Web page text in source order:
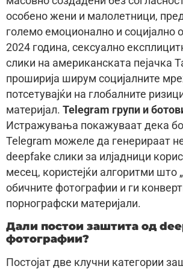
особено жени и малолетници,
големо емоционално и социјално
2024 година, сексуално
слики на американската пејачка
проширија ширум социјалните
потсетувајќи на глобалните
материјал. Telegram групи и
Истражувања покажуваат дека
Telegram можеле да генерираат
deepfake слики за илјадници
месец, користејќи алгоритми што
обичните фотографии и ги
порнографски материјали.
Дали постои заштита од
фотографии?
Постојат две клучни категории